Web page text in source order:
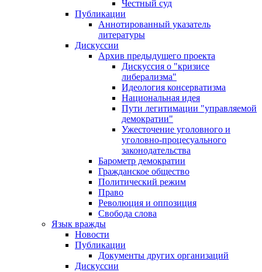
Честный суд
Публикации
Аннотированный указатель
литературы
Дискуссии
Архив предыдущего проекта
Дискуссия о "кризисе
либерализма"
Идеология консерватизма
Национальная идея
Пути легитимации "управляемой
демократии"
Ужесточение уголовного и
уголовно-процесуального
законодательства
Барометр демократии
Гражданское общество
Политический режим
Право
Революция и оппозиция
Свобода слова
Язык вражды
Новости
Публикации
Документы других организаций
Дискуссии